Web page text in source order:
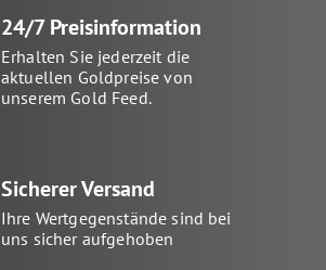
24/7 Preisinformation
Erhalten Sie jederzeit die
aktuellen Goldpreise von
unserem Gold Feed.
Sicherer Versand
Ihre Wertgegenstände sind bei
uns sicher aufgehoben